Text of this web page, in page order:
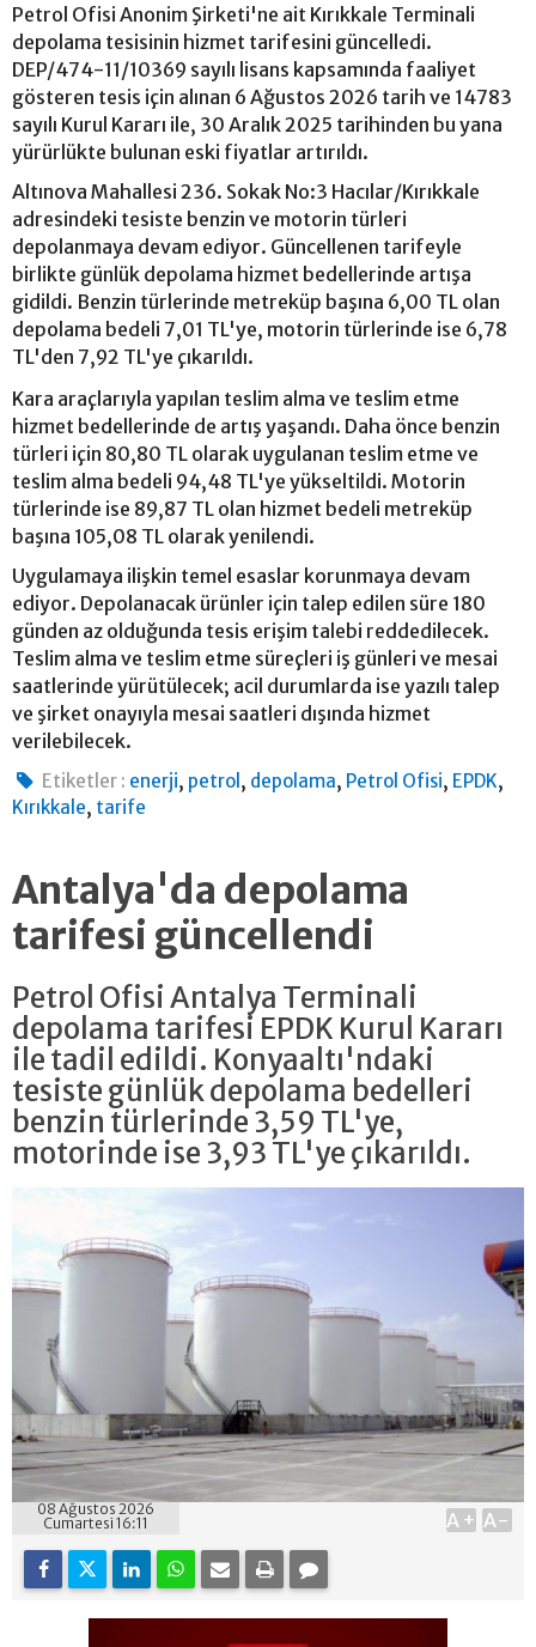
Petrol Ofisi Anonim Şirketi'ne ait Kırıkkale Terminali
depolama tesisinin hizmet tarifesini güncelledi.
DEP/474-11/10369 sayılı lisans kapsamında faaliyet
gösteren tesis için alınan 6 Ağustos 2026 tarih ve 14783
sayılı Kurul Kararı ile, 30 Aralık 2025 tarihinden bu yana
yürürlükte bulunan eski fiyatlar artırıldı.
Altınova Mahallesi 236. Sokak No:3 Hacılar/Kırıkkale
adresindeki tesiste benzin ve motorin türleri
depolanmaya devam ediyor. Güncellenen tarifeyle
birlikte günlük depolama hizmet bedellerinde artışa
gidildi. Benzin türlerinde metreküp başına 6,00 TL olan
depolama bedeli 7,01 TL'ye, motorin türlerinde ise 6,78
TL'den 7,92 TL'ye çıkarıldı.
Kara araçlarıyla yapılan teslim alma ve teslim etme
hizmet bedellerinde de artış yaşandı. Daha önce benzin
türleri için 80,80 TL olarak uygulanan teslim etme ve
teslim alma bedeli 94,48 TL'ye yükseltildi. Motorin
türlerinde ise 89,87 TL olan hizmet bedeli metreküp
başına 105,08 TL olarak yenilendi.
Uygulamaya ilişkin temel esaslar korunmaya devam
ediyor. Depolanacak ürünler için talep edilen süre 180
günden az olduğunda tesis erişim talebi reddedilecek.
Teslim alma ve teslim etme süreçleri iş günleri ve mesai
saatlerinde yürütülecek; acil durumlarda ise yazılı talep
ve şirket onayıyla mesai saatleri dışında hizmet
verilebilecek.
Etiketler : enerji, petrol , depolama, Petrol Ofisi, EPDK,
Kırıkkale, tarife
Antalya'da depolama
tarifesi güncellendi
Petrol Ofisi Antalya Terminali
depolama tarifesi EPDK Kurul Kararı
ile tadil edildi. Konyaaltı'ndaki
tesiste günlük depolama bedelleri
benzin türlerinde 3,59 TL'ye,
motorinde ise 3,93 TL'ye çıkarıldı.
08 Ağustos 2026
Cumartesi 16:11
A+ A-